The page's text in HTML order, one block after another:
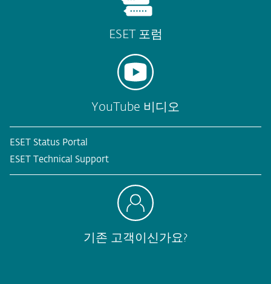
ESET 포럼
YouTube 비디오
ESET Status Portal
ESET Technical Support
기존 고객이신가요?